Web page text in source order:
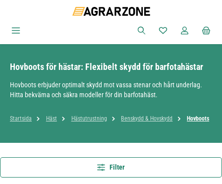
Du har 0 objekt i
Hovboots för hästar: Flexibelt skydd för barfotahästar
Hovboots erbjuder optimalt skydd mot vassa stenar och hårt underlag.
Hitta bekväma och säkra modeller för din barfotahäst.
Startsida Häst Hästutrustning Benskydd & Hovskydd Hovboots
Filter